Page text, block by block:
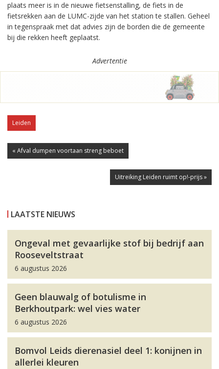
plaats meer is in de nieuwe fietsenstalling, de fiets in de
fietsrekken aan de LUMC-zijde van het station te stallen. Geheel
in tegenspraak met dat advies zijn de borden die de gemeente
bij die rekken heeft geplaatst.
Advertentie
Leiden
« Afval dumpen voortaan streng beboet
Uitreiking Leiden ruimt op!-prijs »
LAATSTE NIEUWS
Ongeval met gevaarlijke stof bij bedrijf aan
Rooseveltstraat
6 augustus 2026
Geen blauwalg of botulisme in
Berkhoutpark: wel vies water
6 augustus 2026
Bomvol Leids dierenasiel deel 1: konijnen in
allerlei kleuren